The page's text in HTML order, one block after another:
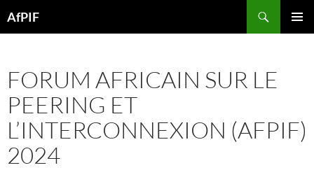
toAfPIF
FORUM AFRICAIN SUR LE
PEERING ET
L’INTERCONNEXION (AFPIF)
2024